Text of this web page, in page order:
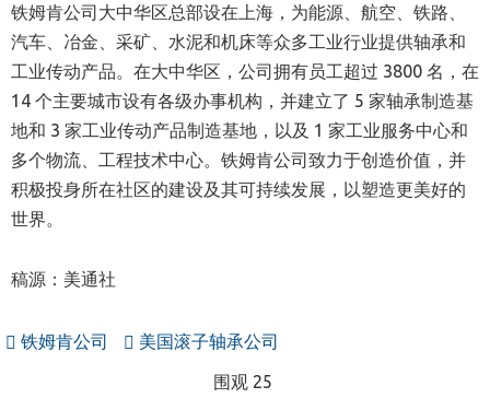
铁姆肯公司大中华区总部设在上海，为能源、航空、铁路、
汽车、冶金、采矿、水泥和机床等众多工业行业提供轴承和
工业传动产品。在大中华区，公司拥有员工超过 3800 名，在
14 个主要城市设有各级办事机构，并建立了 5 家轴承制造基
地和 3 家工业传动产品制造基地，以及 1 家工业服务中心和
多个物流、工程技术中心。铁姆肯公司致力于创造价值，并
积极投身所在社区的建设及其可持续发展，以塑造更美好的
世界。
稿源：美通社
铁姆肯公司 美国滚子轴承公司
围观 25